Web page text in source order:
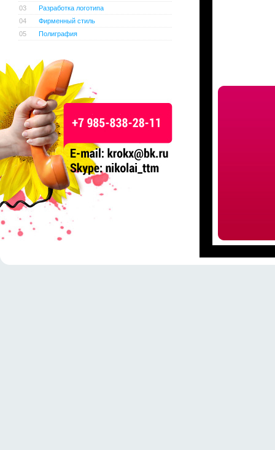
03
Разработка логотипа
04
Фирменный стиль
05
Полиграфия